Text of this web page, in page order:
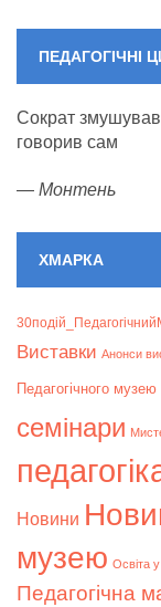
ПЕДАГОГІЧНІ
Сократ змушував
говорив сам
— Монтень
ХМАРКА
Bиставки Анонси
Педагогічного музею
семінари
Новини
музею Освіта
Педагогічна